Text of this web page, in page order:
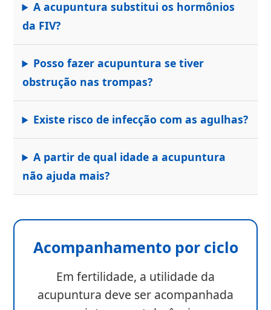
A acupuntura substitui os hormônios
da FIV?
Posso fazer acupuntura se tiver
obstrução nas trompas?
Existe risco de infecção com as agulhas?
A partir de qual idade a acupuntura
não ajuda mais?
Acompanhamento por ciclo
Em fertilidade, a utilidade da
acupuntura deve ser acompanhada